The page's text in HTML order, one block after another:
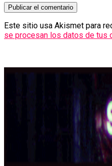
Este sitio usa Akismet para
se procesan los datos de tus